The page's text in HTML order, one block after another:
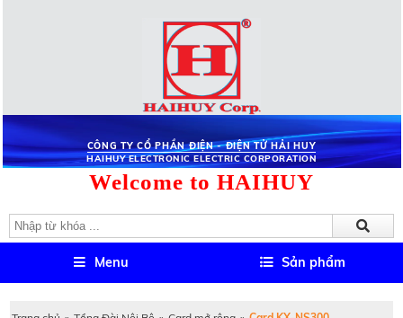
CÔNG TY CỔ PHẦN ĐIỆN - ĐIỆN TỬ HẢI HUY
HAIHUY ELECTRONIC ELECTRIC CORPORATION
Welcome to HAIHUY
Menu Sản phẩm